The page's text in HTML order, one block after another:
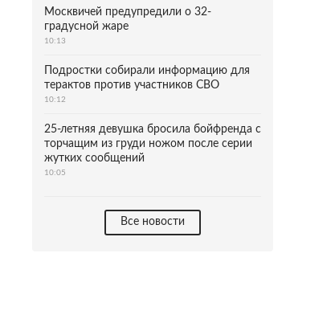
Москвичей предупредили о 32-
градусной жаре
10:13
Подростки собирали информацию для
терактов против участников СВО
10:12
25-летняя девушка бросила бойфренда с
торчащим из груди ножом после серии
жутких сообщений
10:05
Все новости